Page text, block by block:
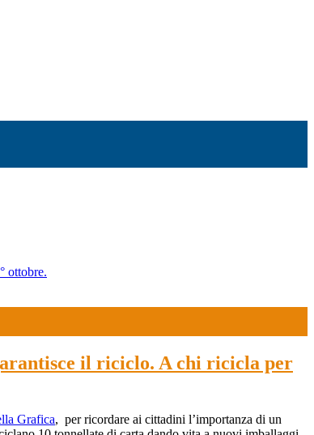
ottobre.
il riciclo. A chi ricicla per
Grafica, per ricordare ai cittadini l’importanza di un